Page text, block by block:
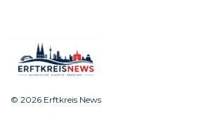
© 2026 Erftkreis News